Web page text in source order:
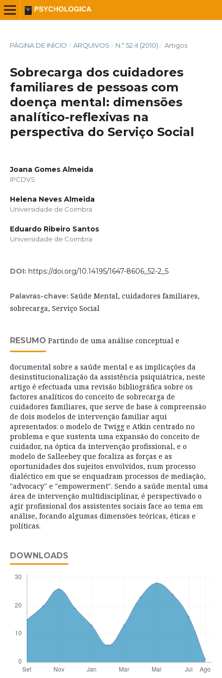
PÁGINA DE INÍCIO / ARQUIVOS / N.º 52-II (2010) / Artigos
Sobrecarga dos cuidadores
familiares de pessoas com
doença mental: dimensões
analítico-reflexivas na
perspectiva do Serviço Social
Joana Gomes Almeida
IPCDVS
Helena Neves Almeida
Universidade de Coimbra
Eduardo Ribeiro Santos
Universidade de Coimbra
DOI: https://doi.org/10.14195/1647-8606_52-2_5
Palavras-chave: Saúde Mental, cuidadores familiares,
sobrecarga, Serviço Social
RESUMO Partindo de uma análise conceptual e
documental sobre a saúde mental e as implicações da
desinstitucionalização da assistência psiquiátrica, neste
artigo é efectuada uma revisão bibliográfica sobre os
factores analíticos do conceito de sobrecarga de
cuidadores familiares, que serve de base à compreensão
de dois modelos de intervenção familiar aqui
apresentados: o modelo de Twigg e Atkin centrado no
problema e que sustenta uma expansão do conceito de
cuidador, na óptica da intervenção profissional, e o
modelo de Salleebey que focaliza as forças e as
oportunidades dos sujeitos envolvidos, num processo
dialéctico em que se enquadram processos de mediação,
"advocacy" e "empowerment". Sendo a saúde mental uma
área de intervenção multidisciplinar, é perspectivado o
agir profissional dos assistentes sociais face ao tema em
análise, focando algumas dimensões teóricas, éticas e
políticas.
DOWNLOADS